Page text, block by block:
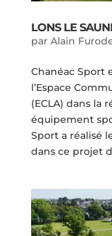
LONS LE
par Alain
Chanéac Sport
l’Espace
(ECLA) dans la
équipement
Sport a réalisé
dans ce projet